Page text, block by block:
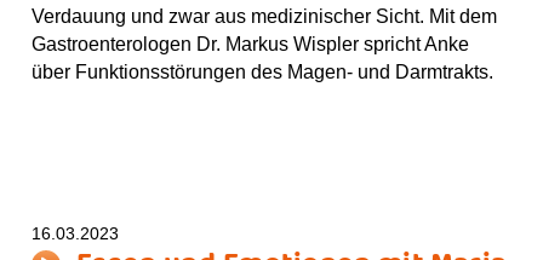
Verdauung und zwar aus medizinischer Sicht. Mit dem
Gastroenterologen Dr. Markus Wispler spricht Anke
über Funktionsstörungen des Magen- und Darmtrakts.
16.03.2023